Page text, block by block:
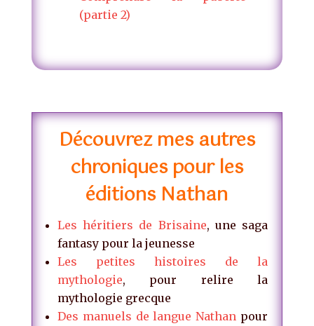
(partie 2)
Découvrez mes autres
chroniques pour les
éditions Nathan
Les héritiers de Brisaine, une saga
fantasy pour la jeunesse
Les petites histoires de la
mythologie, pour relire la
mythologie grecque
Des manuels de langue Nathan pour